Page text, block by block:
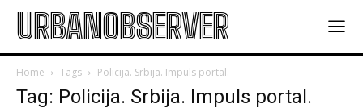
URBANOBSERVER
Home Tags Policija. Srbija. Impuls portal.
Tag: Policija. Srbija. Impuls portal.